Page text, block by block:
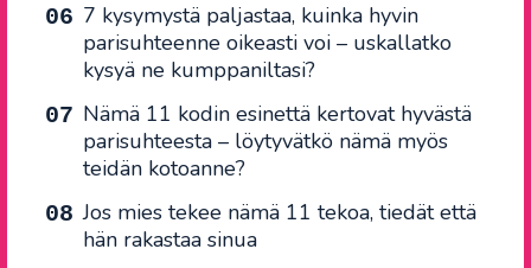
7 kysymystä paljastaa, kuinka hyvin
parisuhteenne oikeasti voi – uskallatko
kysyä ne kumppaniltasi?
Nämä 11 kodin esinettä kertovat hyvästä
parisuhteesta – löytyvätkö nämä myös
teidän kotoanne?
Jos mies tekee nämä 11 tekoa, tiedät että
hän rakastaa sinua